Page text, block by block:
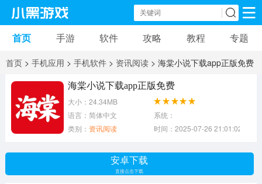
手机游戏 手机软件
安卓游戏 卡牌游戏
益智游戏 音乐游戏 传奇游戏
模拟游戏
首页 手游 软件 攻略 教程 专题
首页 > 手机应用 > 手机软件 > 资讯阅读 > 海棠小说下载app正版免费
海棠小说下载app正版免费
大小：24.34MB
语言：简体中文
系统：
类别： 资讯阅读 时间：2025-07-26 21:01:02
安卓下载
直接点击下载